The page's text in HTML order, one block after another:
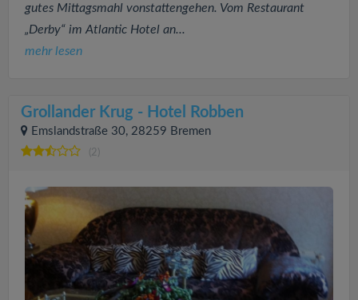
gutes Mittagsmahl vonstattengehen. Vom Restaurant
„Derby“ im Atlantic Hotel an...
mehr lesen
Grollander Krug - Hotel Robben
Emslandstraße 30, 28259 Bremen
(2)